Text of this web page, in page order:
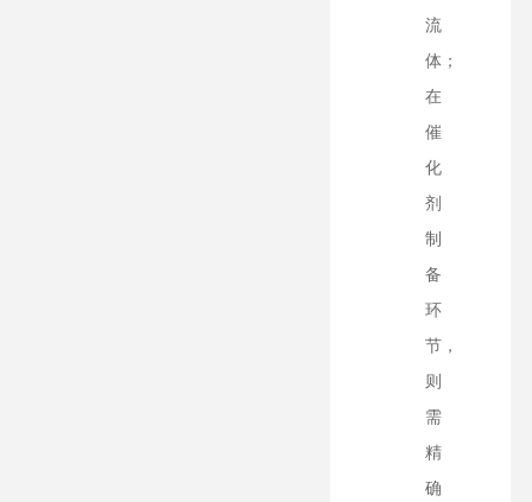
流
体；
在
催
化
剂
制
备
环
节，
则
需
精
确